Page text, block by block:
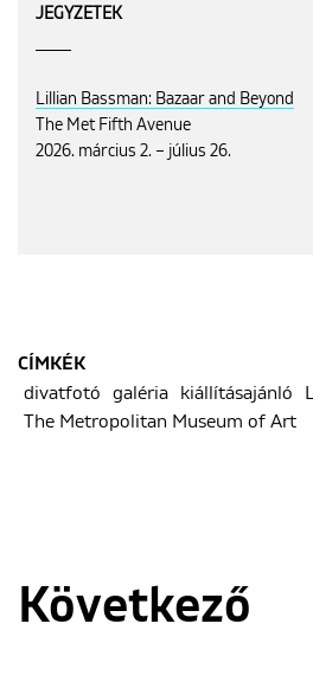
JEGYZETEK
Lillian Bassman: Bazaar and Beyond
The Met Fifth Avenue
2026. március 2. – július 26.
CÍMKÉK
divatfotó
galéria kiállításajánló
The Metropolitan Museum of Art
Következő